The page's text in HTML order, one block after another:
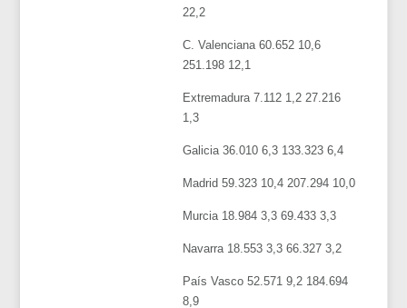
22,2
C. Valenciana 60.652 10,6
251.198 12,1
Extremadura 7.112 1,2 27.216
1,3
Galicia 36.010 6,3 133.323 6,4
Madrid 59.323 10,4 207.294 10,0
Murcia 18.984 3,3 69.433 3,3
Navarra 18.553 3,3 66.327 3,2
País Vasco 52.571 9,2 184.694
8,9